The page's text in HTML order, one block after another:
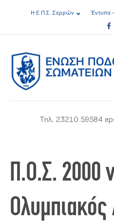
Η Ε.Π.Σ. Σερρών Έντυπα
Τηλ. 23210 59584
Π.Ο.Σ. 2000